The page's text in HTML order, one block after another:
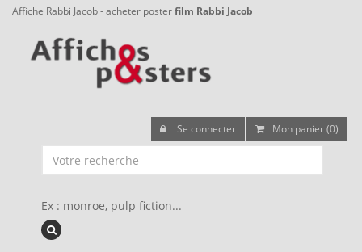
Affiche Rabbi Jacob - acheter posterfilm Rabbi Jacob
Se connecter Mon panier (0)
Ex : monroe, pulp fiction...